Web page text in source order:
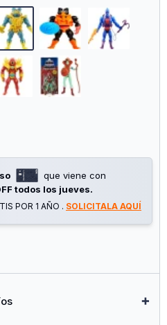
que viene con
todos los jueves.
POR 1 AÑO . SOLICITALA AQUÍ